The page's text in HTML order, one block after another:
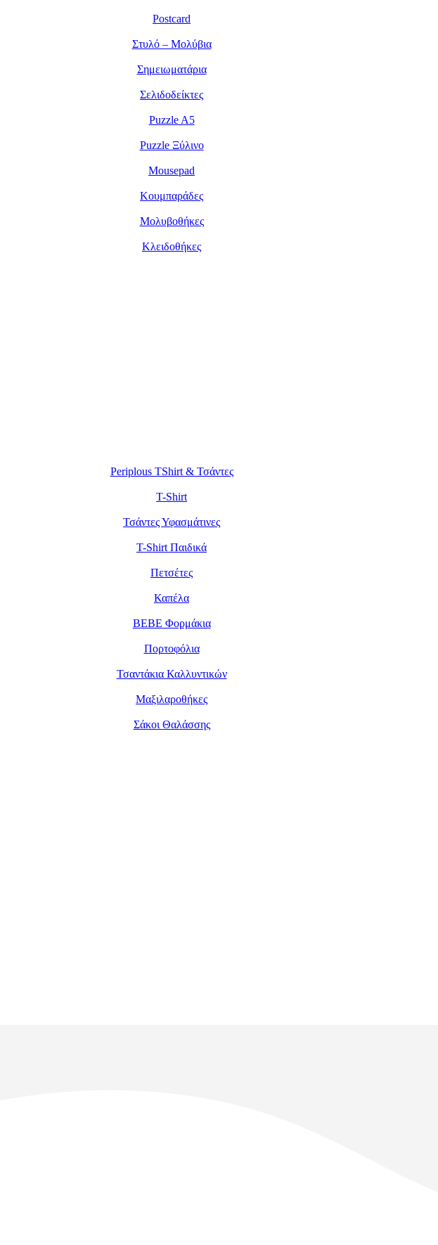
Postcard
Στυλό – Μολύβια
Σημειωματάρια
Σελιδοδείκτες
Puzzle A5
Puzzle Ξύλινο
Mousepad
Κουμπαράδες
Μολυβοθήκες
Κλειδοθήκες
Periplous TShirt & Τσάντες
T-Shirt
Τσάντες Υφασμάτινες
T-Shirt Παιδικά
Πετσέτες
Καπέλα
BEBE Φορμάκια
Πορτοφόλια
Τσαντάκια Καλλυντικών
Μαξιλαροθήκες
Σάκοι Θαλάσσης